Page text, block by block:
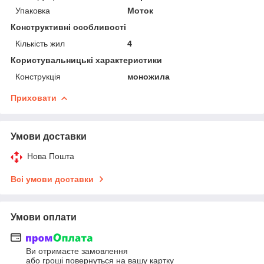
Упаковка
Моток
Конструктивні особливості
Кількість жил
4
Користувальницькі характеристики
Конструкція
моножила
Приховати
Умови доставки
Нова Пошта
Всі умови доставки
Умови оплати
Ви отримаєте замовлення
або гроші повернуться на вашу картку